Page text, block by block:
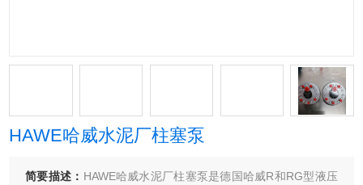
HAWE哈威水泥厂柱塞泵
简要描述： HAWE哈威水泥厂柱塞泵是德国哈威R和RG型液压